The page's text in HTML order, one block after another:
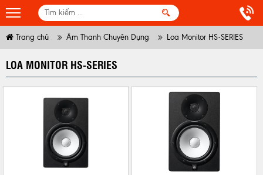
Trang chủ Âm Thanh Chuyên Dụng Loa Monitor HS-SERIES
LOA MONITOR HS-SERIES
CHI TIẾT MUA NGAY CHI TIẾT MUA NGAY